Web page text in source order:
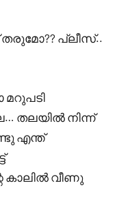
തരുമോ?? പ്ലീസ്..
തലയിൽ നിന്ന്
എന്ത്
കാലിൽ വീണു